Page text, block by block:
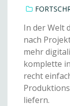
In der Welt
nach
mehr
komplette
recht
liefern.